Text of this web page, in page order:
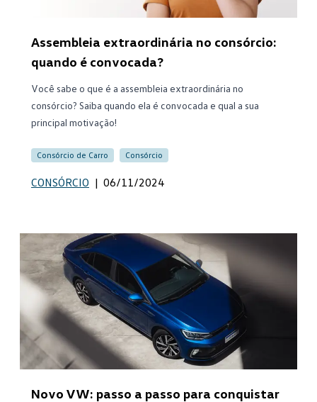
Assembleia extraordinária no consórcio:
quando é convocada?
Você sabe o que é a assembleia extraordinária no
consórcio? Saiba quando ela é convocada e qual a sua
principal motivação!
Consórcio de Carro Consórcio
CONSÓRCIO | 06/11/2024
Novo VW: passo a passo para conquistar